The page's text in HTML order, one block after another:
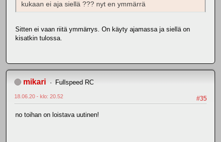
kukaan ei aja siellä ??? nyt en ymmärrä
Sitten ei vaan riitä ymmärrys. On käyty ajamassa ja siellä on
kisatkin tulossa.
mikari Fullspeed RC
#35
18.06.20 - klo: 20.52
no toihan on loistava uutinen!